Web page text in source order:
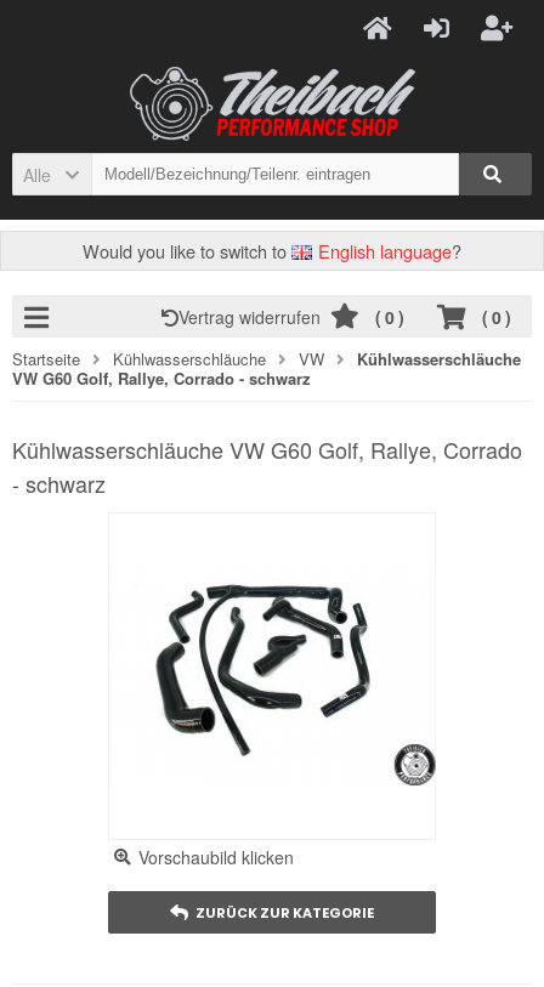
Alle
Would you like to switch to English language?
( 0)
Vertrag widerrufen ( 0)
Startseite Kühlwasserschläuche VW
Kühlwasserschläuche
VW G60 Golf, Rallye, Corrado - schwarz
Kühlwasserschläuche VW G60 Golf, Rallye, Corrado
- schwarz
Vorschaubild klicken
ZURÜCK ZUR KATEGORIE